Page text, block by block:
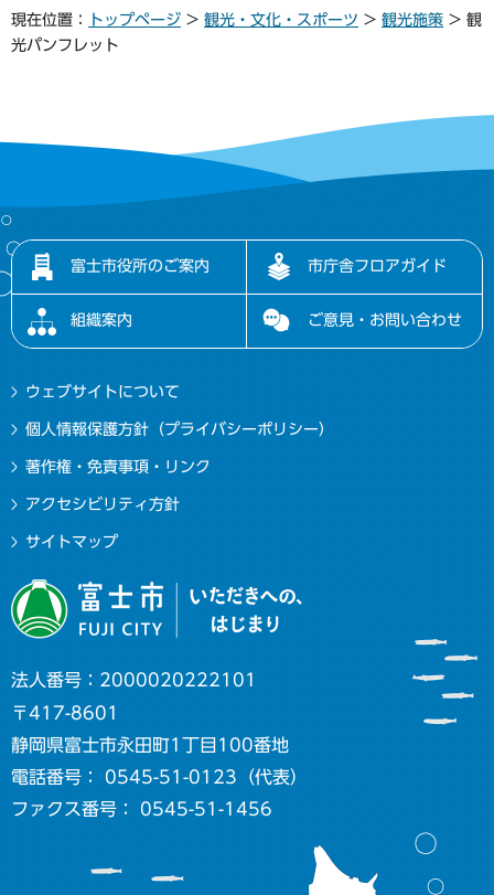
現在位置： トップページ > 観光・文化・スポーツ > 観光施策 > 観
光パンフレット
富士市役所のご案内 市庁舎フロアガイド
組織案内 ご意見・お問い合わせ
ウェブサイトについて
個人情報保護方針（プライバシーポリシー）
著作権・免責事項・リンク
アクセシビリティ方針
サイトマップ
法人番号：2000020222101
〒417-8601
静岡県富士市永田町1丁目100番地
電話番号： 0545-51-0123（代表）
ファクス番号： 0545-51-1456